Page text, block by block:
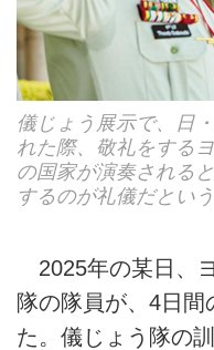
儀じょう展示で、日
れた際、敬礼をする
の国家が演奏される
するのが礼儀だという
2025年の某日、
隊の隊員が、4日
た。儀じょう隊の